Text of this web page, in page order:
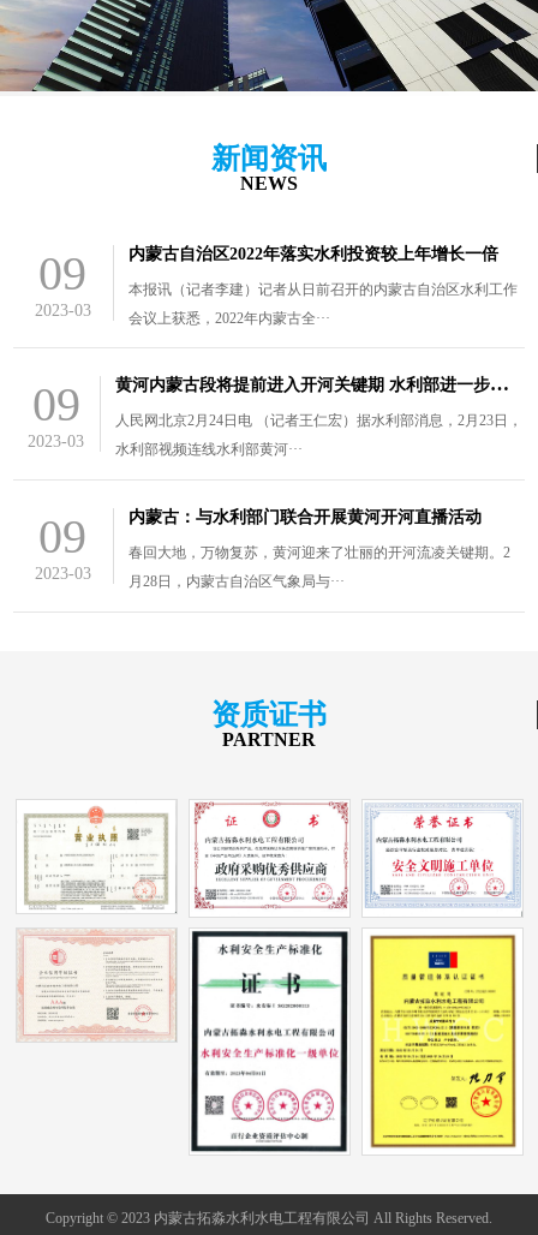
新闻资讯
NEWS
09
2023-03
内蒙古自治区2022年落实水利投资较上年增长一倍
本报讯（记者李建）记者从日前召开的内蒙古自治区水利工作
会议上获悉，2022年内蒙古全···
09
2023-03
黄
河内蒙古段将提前进入开河关键期 水利部进一步部署防凌工作
人民网北京2月24日电 （记者王仁宏）据水利部消息，2月23日，
水利部视频连线水利部黄河···
09
2023-03
内蒙古：与水利部门联合开展黄河开河直播活动
春回大地，万物复苏，黄河迎来了壮丽的开河流凌关键期。2
月28日，内蒙古自治区气象局与···
资质证书
PARTNER
Copyright © 2023 内蒙古拓淼水利水电工程有限公司 All Rights Reserved.